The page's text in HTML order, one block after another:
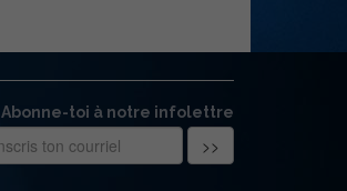
Abonne-toi à notre infolettre